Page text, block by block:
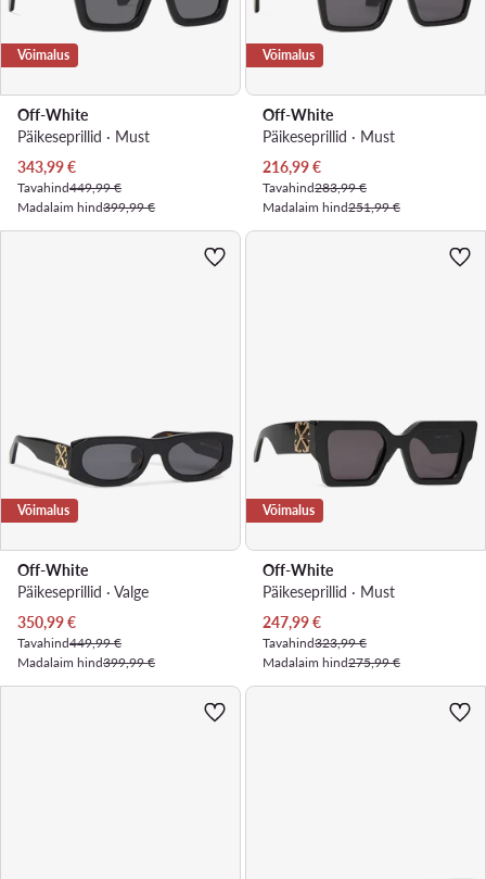
Võimalus
Off-White
Päikeseprillid · Must
Praegune hind
343,99€
Tavahind449,99 €
Madalaim hind399,99 €
Võimalus
Off-White
Päikeseprillid · Must
Praegune hind
216,99€
Tavahind283,99 €
Madalaim hind251,99 €
Võimalus
Off-White
Päikeseprillid · Valge
Praegune hind
350,99€
Tavahind449,99 €
Madalaim hind399,99 €
Võimalus
Off-White
Päikeseprillid · Must
Praegune hind
247,99€
Tavahind323,99 €
Madalaim hind275,99 €